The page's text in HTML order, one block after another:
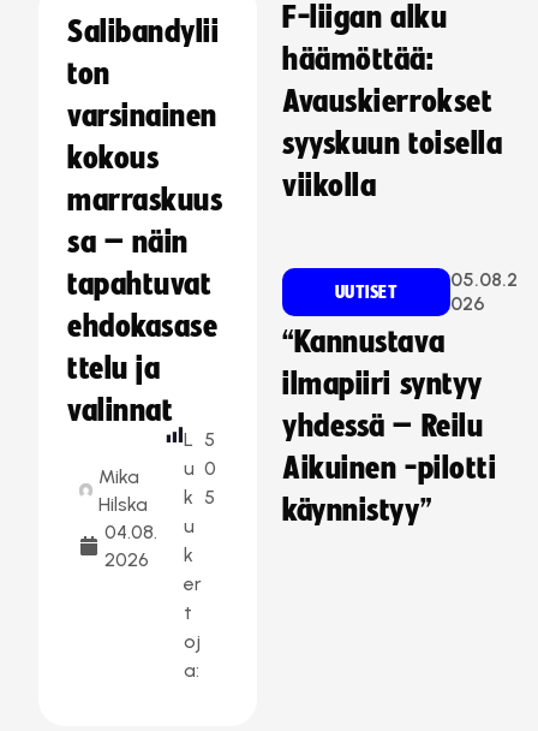
Salibandylii
ton
varsinainen
kokous
marraskuus
sa – näin
tapahtuvat
ehdokasase
ttelu ja
valinnat
Mika
Hilska
04.08.
2026
L
u
k
u
k
er
t
oj
a:
5
0
5
F-liigan alku
häämöttää:
Avauskierrokset
syyskuun toisella
viikolla
UUTISET
05.08.2
026
“Kannustava
ilmapiiri syntyy
yhdessä – Reilu
Aikuinen -pilotti
käynnistyy”